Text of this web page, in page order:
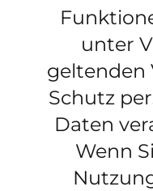
unter
geltenden
Schutz
Daten
Wenn